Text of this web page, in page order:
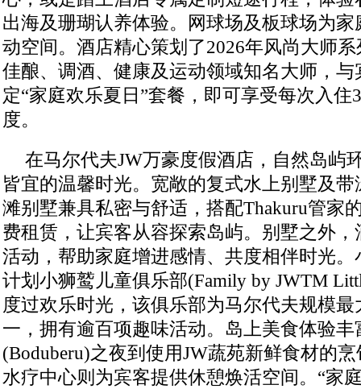
出海及珊瑚认养体验。网球场及板球场为
动空间。酒店精心策划了2026年风尚大师
佳酿、调酒、健康及运动领域知名大师，
定“家庭欢乐夏日”套餐，即可享受每次入住
度。
在马尔代夫JW万豪度假酒店，自然岛屿
皆宜的温馨时光。宽敞的复式水上别墅及
滩别墅兼具私密与舒适，搭配Thakuru管家
费租赁，让宾客从容探索岛屿。别墅之外
活动，帮助家庭增进感情、共度相伴时光
计划小狮鹫儿童俱乐部(Family by JWTM
度过欢乐时光，该俱乐部为马尔代夫规模
一，拥有逾百项趣味活动。岛上美食体验
(Boduberu)之夜到使用JW蔬苑新鲜食材的
水疗中心则为宾客提供休憩焕活空间。“家